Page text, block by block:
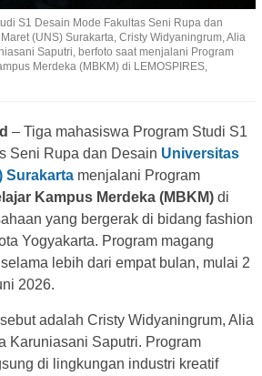
S1 Desain Mode Fakultas Seni Rupa dan
(UNS) Surakarta, Cristy Widyaningrum, Alia
Saputri, berfoto saat menjalani Program
Merdeka (MBKM) di LEMOSPIRES,
– Tiga mahasiswa Program Studi S1
Seni Rupa dan Desain Universitas
Surakarta menjalani Program
Kampus Merdeka (MBKM) di
yang bergerak di bidang fashion
Yogyakarta. Program magang
lebih dari empat bulan, mulai 2
2026.
adalah Cristy Widyaningrum, Alia
Karuniasani Saputri. Program
di lingkungan industri kreatif